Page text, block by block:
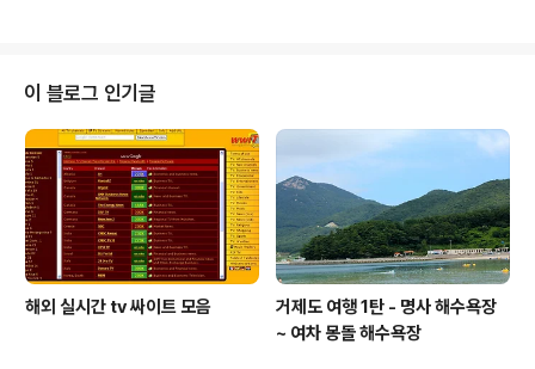
다”는 입장을 표명해옴에 따라 새로운 대안 검토가 가능해
졌다. 군작전운용과 비행안전을 보장하는 조건이 획기적으
로 달라진 것이다. 군의 두 가지 원칙이 준수되는 범위 내에
서 안보와 경제가 win-win 할 수 있는 방안이 검토된 것이
다. 비행안전에 대해서도 여러 첨단 장비가 추가됨으로서
해소할수 있고, 비행시뷸레이션을..
이 블로그 인기글
해외 실시간 tv 싸이트 모음
거제도 여행 1탄 - 명사 해수욕장
~ 여차 몽돌 해수욕장